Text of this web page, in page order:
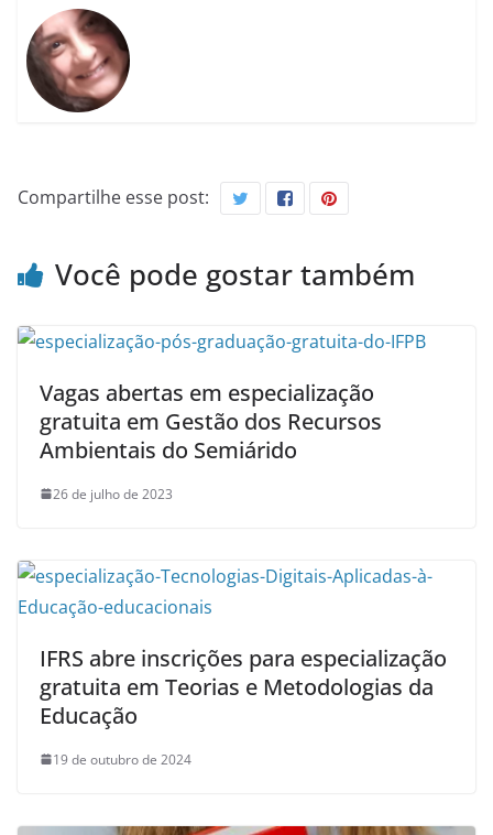
Compartilhe esse post:
Você pode gostar também
Vagas abertas em especialização
gratuita em Gestão dos Recursos
Ambientais do Semiárido
26 de julho de 2023
IFRS abre inscrições para especialização
gratuita em Teorias e Metodologias da
Educação
19 de outubro de 2024